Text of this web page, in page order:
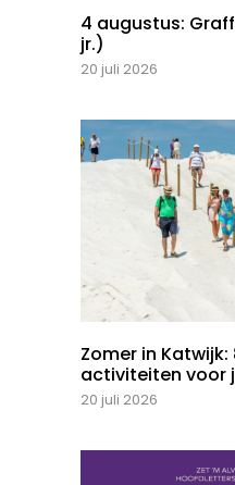
4 augustus:
jr.)
20 juli 2026
Zomer in
activiteiten voor
20 juli 2026